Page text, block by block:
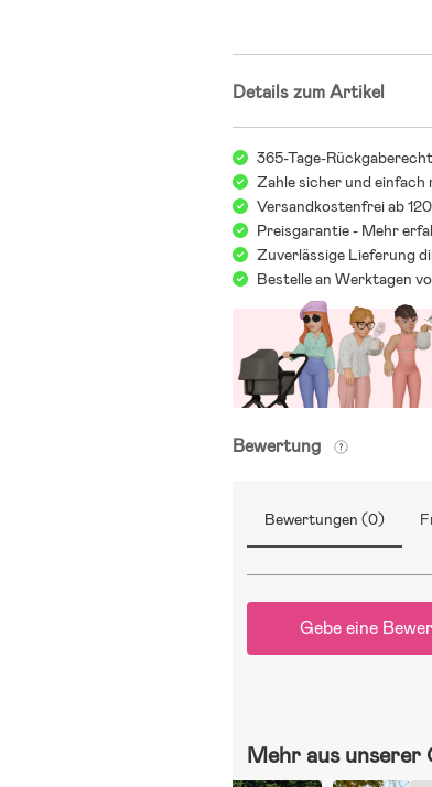
Details zum Artikel
365-Tage-Rückgaberecht
Zahle sicher und einfach
Versandkostenfrei ab
Preisgarantie - Mehr
Zuverlässige Lieferung
Bestelle an Werktagen
Bewertung
Bewertungen (0)
Gebe eine
Mehr aus unserer